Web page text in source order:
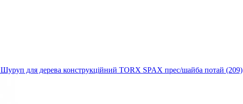
Шуруп для дерева конструкційний TORX SPAX прес/шайба потай (209)